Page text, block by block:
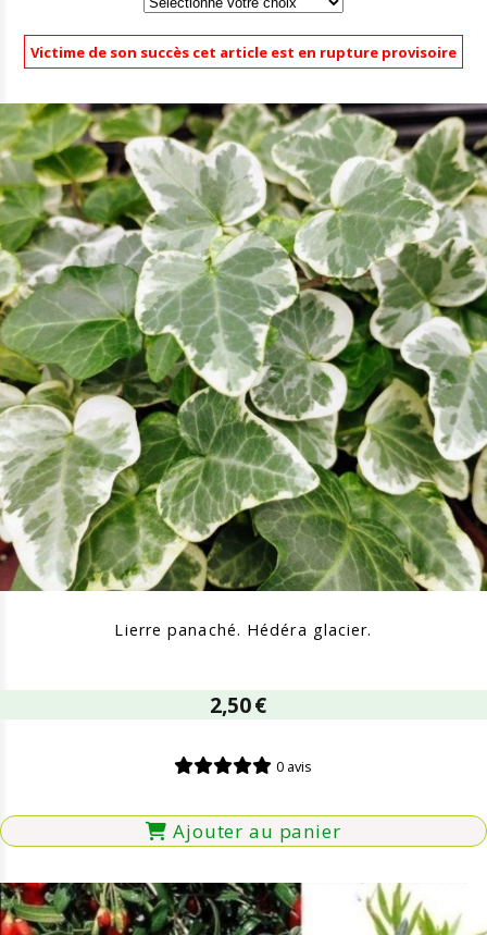
Victime de son succès cet article est en rupture provisoire
Lierre panaché. Hédéra glacier.
2,50€
0 avis
Ajouter au panier